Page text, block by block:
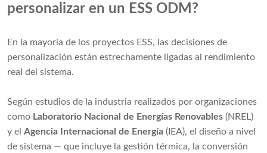
personalizar en un ESS ODM?
En la mayoría de los proyectos ESS, las decisiones de
personalización están estrechamente ligadas al rendimiento
real del sistema.
Según estudios de la industria realizados por organizaciones
como Laboratorio Nacional de Energías Renovables (NREL)
y el Agencia Internacional de Energía (IEA), el diseño a nivel
de sistema — que incluye la gestión térmica, la conversión